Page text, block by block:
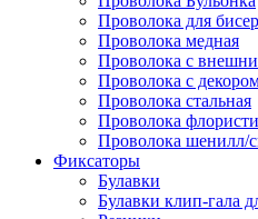
Проволока для
Проволока медная
Проволока с
Проволока с
Проволока стальная
Проволока
Проволока шенилл/
Фиксаторы
Булавки
Булавки клип-гала